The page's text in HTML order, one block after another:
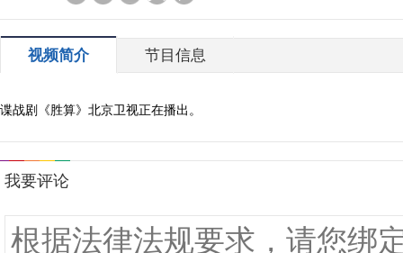
视频简介 节目信息
谍战剧《胜算》北京卫视正在播出。